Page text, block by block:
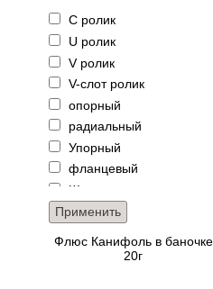
28
30
40
80
100
C ролик
U ролик
V ролик
V-слот ролик
опорный
радиальный
Упорный
фланцевый
Шарнирная головка
Магнитное основание для
трубки подачи СОЖ 2P,